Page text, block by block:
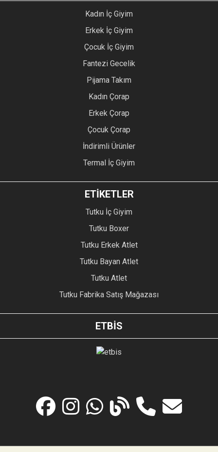
Kadın İç Giyim
Erkek İç Giyim
Çocuk İç Giyim
Fantezi Gecelik
Pijama Takım
Kadın Çorap
Erkek Çorap
Çocuk Çorap
İndirimli Ürünler
Termal İç Giyim
ETİKETLER
Tutku İç Giyim
Tutku Boxer
Tutku Erkek Atlet
Tutku Bayan Atlet
Tutku Atlet
Tutku Fabrika Satış Mağazası
ETBİS